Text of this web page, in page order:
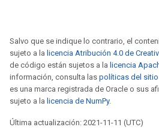
Salvo que se indique lo contrario, el
sujeto a la licencia Atribución 4.0 de
de código están sujetos a la licencia
información, consulta las políticas del
es una marca registrada de Oracle o sus
sujeto a la licencia de NumPy.
Última actualización: 2021-11-11 (UTC)